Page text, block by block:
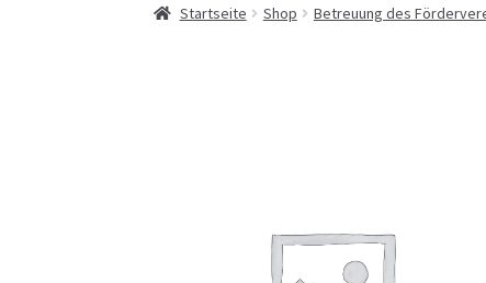
Wahlen – Ergebnis der Kommunalwahlen
Startseite Shop Betreuung des